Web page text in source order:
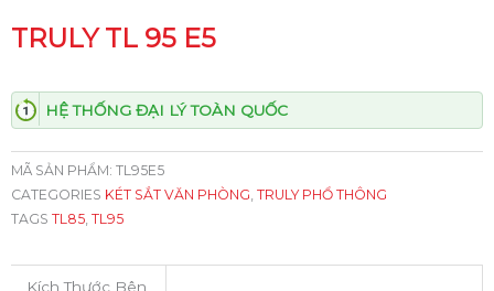
TRULY TL 95 E5
HỆ THỐNG ĐẠI LÝ TOÀN QUỐC
MÃ SẢN PHẨM: TL95E5
CATEGORIES KÉT SẮT VĂN PHÒNG, TRULY PHỔ THÔNG
TAGS TL85, TL95
Kích Thước Bên